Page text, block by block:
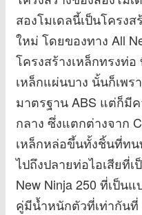
สองโมเดลนี้เป็นโครง
ใหม่ โดยของทาง All
โครงสร้างเหล็กทรงท่
เหล็กแผ่นบาง นั้นก็เพ
มาตรฐาน ABS แต่ก็มี
กลาง ซึ่งแตกต่างจาก
เหล็กหล่อขึ้นทั้งชิ้นที่ท
ไปถึงปลายท่อไอเสียที่
New Ninja 250 ที่เป็น
คู่มีน้ำหนักตัวที่เท่ากันที่